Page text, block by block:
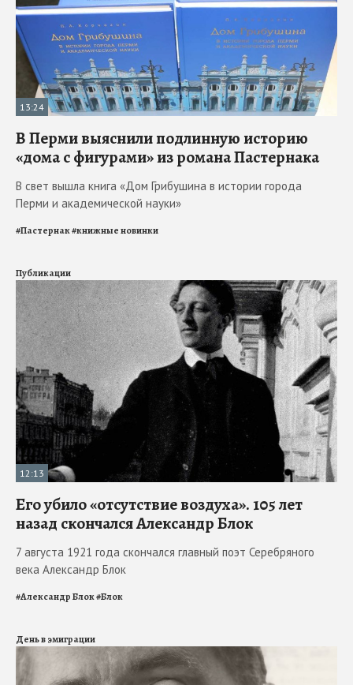
13:24
В Перми выяснили подлинную историю
«дома с фигурами» из романа Пастернака
В свет вышла книга «Дом Грибушина в истории города
Перми и академической науки»
#Пастернак#книжные новинки
Публикации
12:13
Его убило «отсутствие воздуха». 105 лет
назад скончался Александр Блок
7 августа 1921 года скончался главный поэт Серебряного
века Александр Блок
#Александр Блок#Блок
День в эмиграции